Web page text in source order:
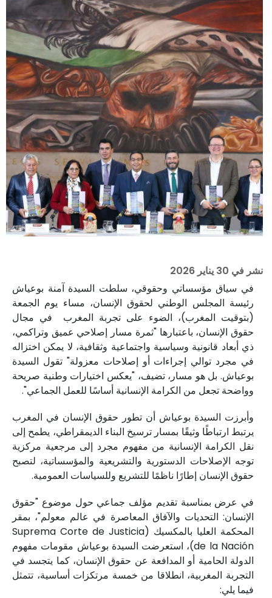
نشر في 30 يناير 2026
في سياق مؤسساتي وحقوقي، سلطت السيدة آمنة بوعياش
رئيسة المجلس الوطني لحقوق الإنسان، مساء يوم الجمعة
(بتوقيت المغرب)، الضوء على تجربة المغرب في مجال
حقوق الإنسان، باعتبارها "ثمرة مسار إصلاحي عميق وتراكمي،
ذي أبعاد قانونية وسياسية واجتماعية وثقافية، لا يمكن اختزاله
في مجرد توالي إجراءات أو إصلاحات معزولة" تقول السيدة
بوعياش. بل هو مسار، تضيف، "يعكس اختيارات وطنية صريحة
وواضحة تجعل من الكرامة الإنسانية أساسًا للعمل الجماعي".
وأبرزت السيدة بوعياش أن تطور حقوق الإنسان في المغرب
يرتبط ارتباطًا وثيقًا بمسار ترسيخ البناء الديمقراطي، يطمح إلى
نقل الكرامة الإنسانية من مفهوم مجرد إلى مرجعية مركزية
توجه الإصلاحات الدستورية والتشريعية والمؤسساتية، لتصبح
حقوق الإنسان إطارًا ناظمًا للتشريع وللسياسات العمومية.
في عرض بمناسبة تقديم مؤلف جماعي حول موضوع "حقوق
الإنسان: التحديات والآفاق المعاصرة في عالم معولم"، بمقر
المحكمة العليا بالمكسيك (Suprema Corte de Justicia
de la Nación)، استعرضت السيدة بوعياش مقومات مفهوم
الدولة الحامية أو المدافعة عن حقوق الإنسان، كما يتجسد في
التجربة المغربية، انطلاقا من خمسة مرتكزات أساسية، تتمثل
فيما يلي: